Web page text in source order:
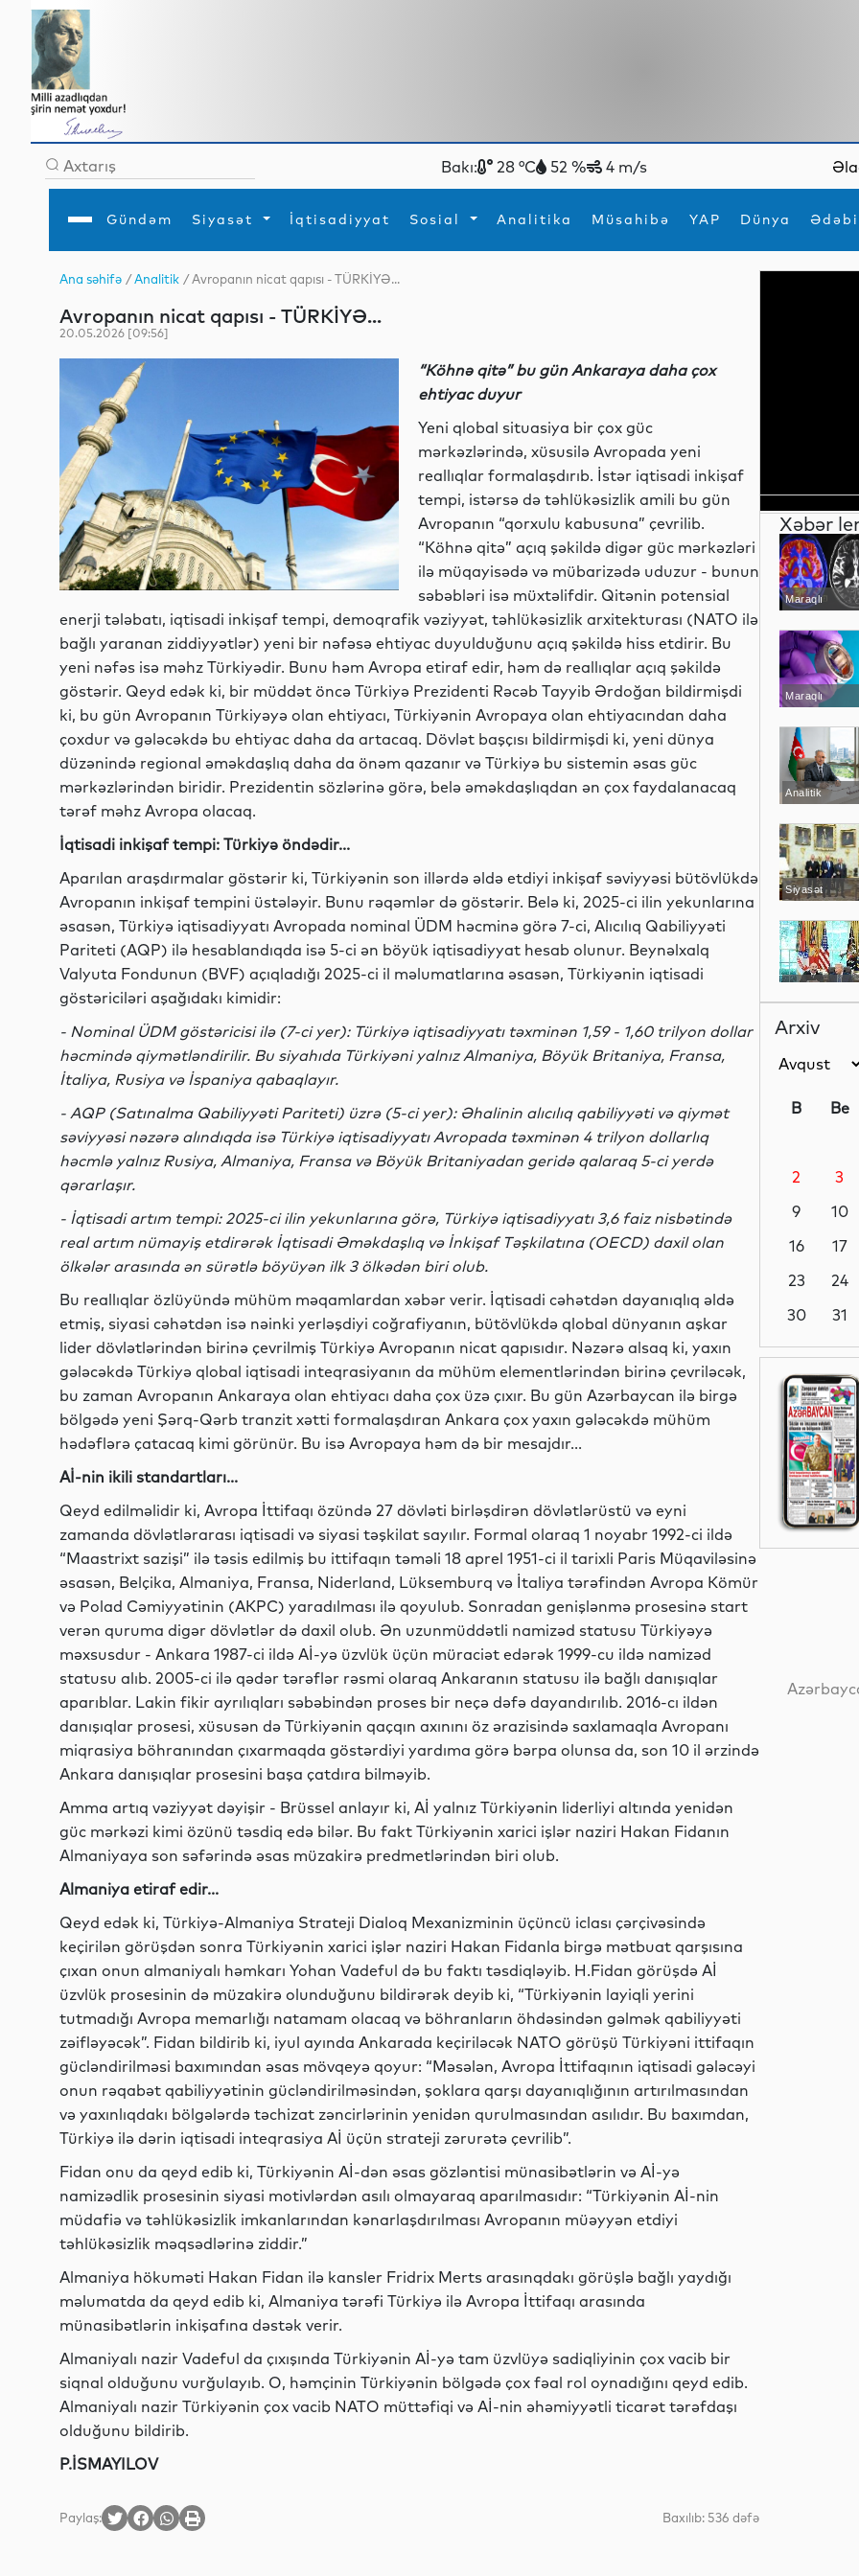
Bakı: 28 °C 52 % 4 m/s
Gündəm Siyasət İqtisadiyyat Sosial Analitika Müsahibə YAP Dünya
Gündəm
İqtisadiyyat
Analitika
Mədəniyyət
Müsahibə
MEDİA
Xarici siyasət
Sosial
Turizm
Hadisə
Ana səhifə /Analitik / Avropanın nicat qapısı - TÜRKİYƏ...
Avropanın nicat qapısı - TÜRKİYƏ...
20.05.2026 [09:56]
“Köhnə qitə” bu gün Ankaraya daha çox
ehtiyac duyur
Yeni qlobal situasiya bir çox güc
mərkəzlərində, xüsusilə Avropada yeni
reallıqlar formalaşdırıb. İstər iqtisadi inkişaf
tempi, istərsə də təhlükəsizlik amili bu gün
Avropanın “qorxulu kabusuna” çevrilib.
“Köhnə qitə” açıq şəkildə digər güc mərkəzləri
ilə müqayisədə və mübarizədə uduzur - bunun
səbəbləri isə müxtəlifdir. Qitənin potensial
enerji tələbatı, iqtisadi inkişaf tempi, demoqrafik vəziyyət, təhlükəsizlik arxitekturası (NATO ilə
bağlı yaranan ziddiyyətlər) yeni bir nəfəsə ehtiyac duyulduğunu açıq şəkildə hiss etdirir. Bu
yeni nəfəs isə məhz Türkiyədir. Bunu həm Avropa etiraf edir, həm də reallıqlar açıq şəkildə
göstərir. Qeyd edək ki, bir müddət öncə Türkiyə Prezidenti Rəcəb Tayyib Ərdoğan bildirmişdi
ki, bu gün Avropanın Türkiyəyə olan ehtiyacı, Türkiyənin Avropaya olan ehtiyacından daha
çoxdur və gələcəkdə bu ehtiyac daha da artacaq. Dövlət başçısı bildirmişdi ki, yeni dünya
düzənində regional əməkdaşlıq daha da önəm qazanır və Türkiyə bu sistemin əsas güc
mərkəzlərindən biridir. Prezidentin sözlərinə görə, belə əməkdaşlıqdan ən çox faydalanacaq
tərəf məhz Avropa olacaq.
İqtisadi inkişaf tempi: Türkiyə öndədir...
Aparılan araşdırmalar göstərir ki, Türkiyənin son illərdə əldə etdiyi inkişaf səviyyəsi bütövlükdə
Avropanın inkişaf tempini üstələyir. Bunu rəqəmlər də göstərir. Belə ki, 2025-ci ilin yekunlarına
əsasən, Türkiyə iqtisadiyyatı Avropada nominal ÜDM həcminə görə 7-ci, Alıcılıq Qabiliyyəti
Pariteti (AQP) ilə hesablandıqda isə 5-ci ən böyük iqtisadiyyat hesab olunur. Beynəlxalq
Valyuta Fondunun (BVF) açıqladığı 2025-ci il məlumatlarına əsasən, Türkiyənin iqtisadi
göstəriciləri aşağıdakı kimidir:
- Nominal ÜDM göstəricisi ilə (7-ci yer): Türkiyə iqtisadiyyatı təxminən 1,59 - 1,60 trilyon dollar
həcmində qiymətləndirilir. Bu siyahıda Türkiyəni yalnız Almaniya, Böyük Britaniya, Fransa,
İtaliya, Rusiya və İspaniya qabaqlayır.
- AQP (Satınalma Qabiliyyəti Pariteti) üzrə (5-ci yer): Əhalinin alıcılıq qabiliyyəti və qiymət
səviyyəsi nəzərə alındıqda isə Türkiyə iqtisadiyyatı Avropada təxminən 4 trilyon dollarlıq
həcmlə yalnız Rusiya, Almaniya, Fransa və Böyük Britaniyadan geridə qalaraq 5-ci yerdə
qərarlaşır.
- İqtisadi artım tempi: 2025-ci ilin yekunlarına görə, Türkiyə iqtisadiyyatı 3,6 faiz nisbətində
real artım nümayiş etdirərək İqtisadi Əməkdaşlıq və İnkişaf Təşkilatına (OECD) daxil olan
ölkələr arasında ən sürətlə böyüyən ilk 3 ölkədən biri olub.
Bu reallıqlar özlüyündə mühüm məqamlardan xəbər verir. İqtisadi cəhətdən dayanıqlıq əldə
etmiş, siyasi cəhətdən isə nəinki yerləşdiyi coğrafiyanın, bütövlükdə qlobal dünyanın aşkar
lider dövlətlərindən birinə çevrilmiş Türkiyə Avropanın nicat qapısıdır. Nəzərə alsaq ki, yaxın
gələcəkdə Türkiyə qlobal iqtisadi inteqrasiyanın da mühüm elementlərindən birinə çevriləcək,
bu zaman Avropanın Ankaraya olan ehtiyacı daha çox üzə çıxır. Bu gün Azərbaycan ilə birgə
bölgədə yeni Şərq-Qərb tranzit xətti formalaşdıran Ankara çox yaxın gələcəkdə mühüm
hədəflərə çatacaq kimi görünür. Bu isə Avropaya həm də bir mesajdır...
Aİ-nin ikili standartları...
Qeyd edilməlidir ki, Avropa İttifaqı özündə 27 dövləti birləşdirən dövlətlərüstü və eyni
zamanda dövlətlərarası iqtisadi və siyasi təşkilat sayılır. Formal olaraq 1 noyabr 1992-ci ildə
“Maastrixt sazişi” ilə təsis edilmiş bu ittifaqın təməli 18 aprel 1951-ci il tarixli Paris Müqaviləsinə
əsasən, Belçika, Almaniya, Fransa, Niderland, Lüksemburq və İtaliya tərəfindən Avropa Kömür
və Polad Cəmiyyətinin (AKPC) yaradılması ilə qoyulub. Sonradan genişlənmə prosesinə start
verən quruma digər dövlətlər də daxil olub. Ən uzunmüddətli namizəd statusu Türkiyəyə
məxsusdur - Ankara 1987-ci ildə Aİ-yə üzvlük üçün müraciət edərək 1999-cu ildə namizəd
statusu alıb. 2005-ci ilə qədər tərəflər rəsmi olaraq Ankaranın statusu ilə bağlı danışıqlar
aparıblar. Lakin fikir ayrılıqları səbəbindən proses bir neçə dəfə dayandırılıb. 2016-cı ildən
danışıqlar prosesi, xüsusən də Türkiyənin qaçqın axınını öz ərazisində saxlamaqla Avropanı
miqrasiya böhranından çıxarmaqda göstərdiyi yardıma görə bərpa olunsa da, son 10 il ərzində
Ankara danışıqlar prosesini başa çatdıra bilməyib.
Amma artıq vəziyyət dəyişir - Brüssel anlayır ki, Aİ yalnız Türkiyənin liderliyi altında yenidən
güc mərkəzi kimi özünü təsdiq edə bilər. Bu fakt Türkiyənin xarici işlər naziri Hakan Fidanın
Almaniyaya son səfərində əsas müzakirə predmetlərindən biri olub.
Almaniya etiraf edir...
Qeyd edək ki, Türkiyə-Almaniya Strateji Dialoq Mexanizminin üçüncü iclası çərçivəsində
keçirilən görüşdən sonra Türkiyənin xarici işlər naziri Hakan Fidanla birgə mətbuat qarşısına
çıxan onun almaniyalı həmkarı Yohan Vadeful də bu faktı təsdiqləyib. H.Fidan görüşdə Aİ
üzvlük prosesinin də müzakirə olunduğunu bildirərək deyib ki, “Türkiyənin layiqli yerini
tutmadığı Avropa memarlığı natamam olacaq və böhranların öhdəsindən gəlmək qabiliyyəti
zəifləyəcək”. Fidan bildirib ki, iyul ayında Ankarada keçiriləcək NATO görüşü Türkiyəni ittifaqın
gücləndirilməsi baxımından əsas mövqeyə qoyur: “Məsələn, Avropa İttifaqının iqtisadi gələcəyi
onun rəqabət qabiliyyətinin gücləndirilməsindən, şoklara qarşı dayanıqlığının artırılmasından
və yaxınlıqdakı bölgələrdə təchizat zəncirlərinin yenidən qurulmasından asılıdır. Bu baxımdan,
Türkiyə ilə dərin iqtisadi inteqrasiya Aİ üçün strateji zərurətə çevrilib”.
Fidan onu da qeyd edib ki, Türkiyənin Aİ-dən əsas gözləntisi münasibətlərin və Aİ-yə
namizədlik prosesinin siyasi motivlərdən asılı olmayaraq aparılmasıdır: “Türkiyənin Aİ-nin
müdafiə və təhlükəsizlik imkanlarından kənarlaşdırılması Avropanın müəyyən etdiyi
təhlükəsizlik məqsədlərinə ziddir.”
Almaniya hökuməti Hakan Fidan ilə kansler Fridrix Merts arasınqdakı görüşlə bağlı yaydığı
məlumatda da qeyd edib ki, Almaniya tərəfi Türkiyə ilə Avropa İttifaqı arasında
münasibətlərin inkişafına dəstək verir.
Almaniyalı nazir Vadeful da çıxışında Türkiyənin Aİ-yə tam üzvlüyə sadiqliyinin çox vacib bir
siqnal olduğunu vurğulayıb. O, həmçinin Türkiyənin bölgədə çox fəal rol oynadığını qeyd edib.
Almaniyalı nazir Türkiyənin çox vacib NATO müttəfiqi və Aİ-nin əhəmiyyətli ticarət tərəfdaşı
olduğunu bildirib.
P.İSMAYILOV
Paylaş: Baxılıb: 536 dəfə
Xəbər
Maraqlı
Maraqlı
Analitik
Siyasət
Siyasət
Dünya
Dünya
Dünya
Dünya
Arxiv
B Be
2
3
9
10
16
17
23
24
30
31